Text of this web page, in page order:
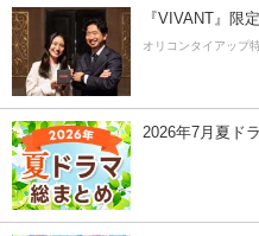
『VIVANT』限
オリコンタイアップ
2026年7月夏ド